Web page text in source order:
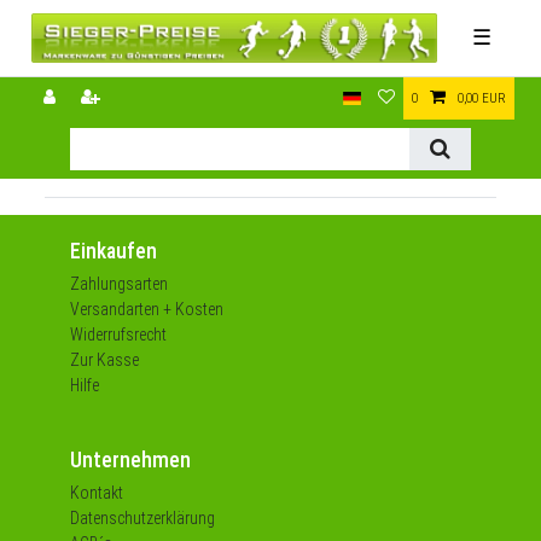
☰
0 0,00 EUR
Einkaufen
Zahlungsarten
Versandarten + Kosten
Widerrufsrecht
Zur Kasse
Hilfe
Unternehmen
Kontakt
Datenschutzerklärung